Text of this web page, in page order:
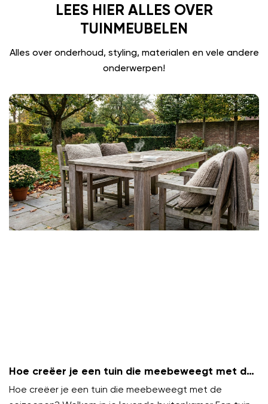
LEES HIER ALLES OVER
TUINMEUBELEN
Alles over onderhoud, styling, materialen en vele andere
onderwerpen!
Hoe creëer je een tuin die meebeweegt met de
seizoenen?
Hoe creëer je een tuin die meebeweegt met de